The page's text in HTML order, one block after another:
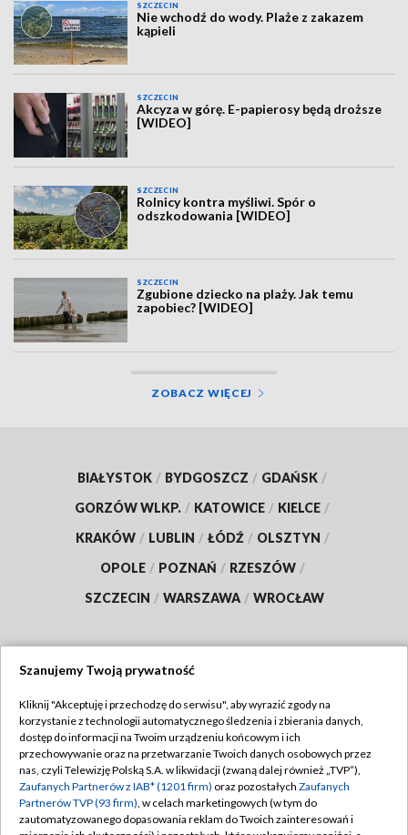
SZCZECIN
Nie wchodź do wody. Plaże z zakazem
kąpieli
SZCZECIN
Akcyza w górę. E-papierosy będą droższe
[WIDEO]
SZCZECIN
Rolnicy kontra myśliwi. Spór o
odszkodowania [WIDEO]
SZCZECIN
Zgubione dziecko na plaży. Jak temu
zapobiec? [WIDEO]
ZOBACZ WIĘCEJ
BIAŁYSTOK / BYDGOSZCZ / GDAŃSK /
GORZÓW WLKP. / KATOWICE / KIELCE /
KRAKÓW / LUBLIN / ŁÓDŹ / OLSZTYN /
OPOLE / POZNAŃ / RZESZÓW /
SZCZECIN / WARSZAWA / WROCŁAW
TVP
Abonament TVP
Emisja w TVP
Centrum informacji TVP
Regulamin TVP
Polityka prywatności
Moje zgody
Szanujemy Twoją prywatność
Kliknij "Akceptuję i przechodzę do serwisu", aby wyrazić zgody na
korzystanie z technologii automatycznego śledzenia i zbierania danych,
dostęp do informacji na Twoim urządzeniu końcowym i ich
przechowywanie oraz na przetwarzanie Twoich danych osobowych przez
nas, czyli Telewizję Polską S.A. w likwidacji (zwaną dalej również „TVP”),
Zaufanych Partnerów z IAB* (1201 firm) oraz pozostałych Zaufanych
Partnerów TVP (93 firm), w celach marketingowych (w tym do
zautomatyzowanego dopasowania reklam do Twoich zainteresowań i